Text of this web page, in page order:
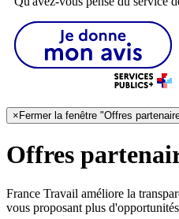
× Fermer la fenêtre "Offres
Offres
France Travail améliore la
vous proposant plus